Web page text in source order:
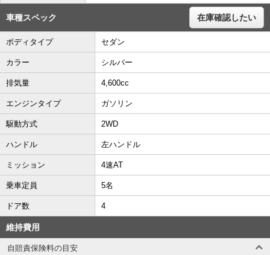
車種スペック 在庫確認したい
ボディタイプ セダン
カラー シルバー
排気量 4,600cc
エンジンタイプ ガソリン
駆動方式 2WD
ハンドル 左ハンドル
ミッション 4速AT
乗車定員 5名
ドア数 4
維持費用
自賠責保険料の目安